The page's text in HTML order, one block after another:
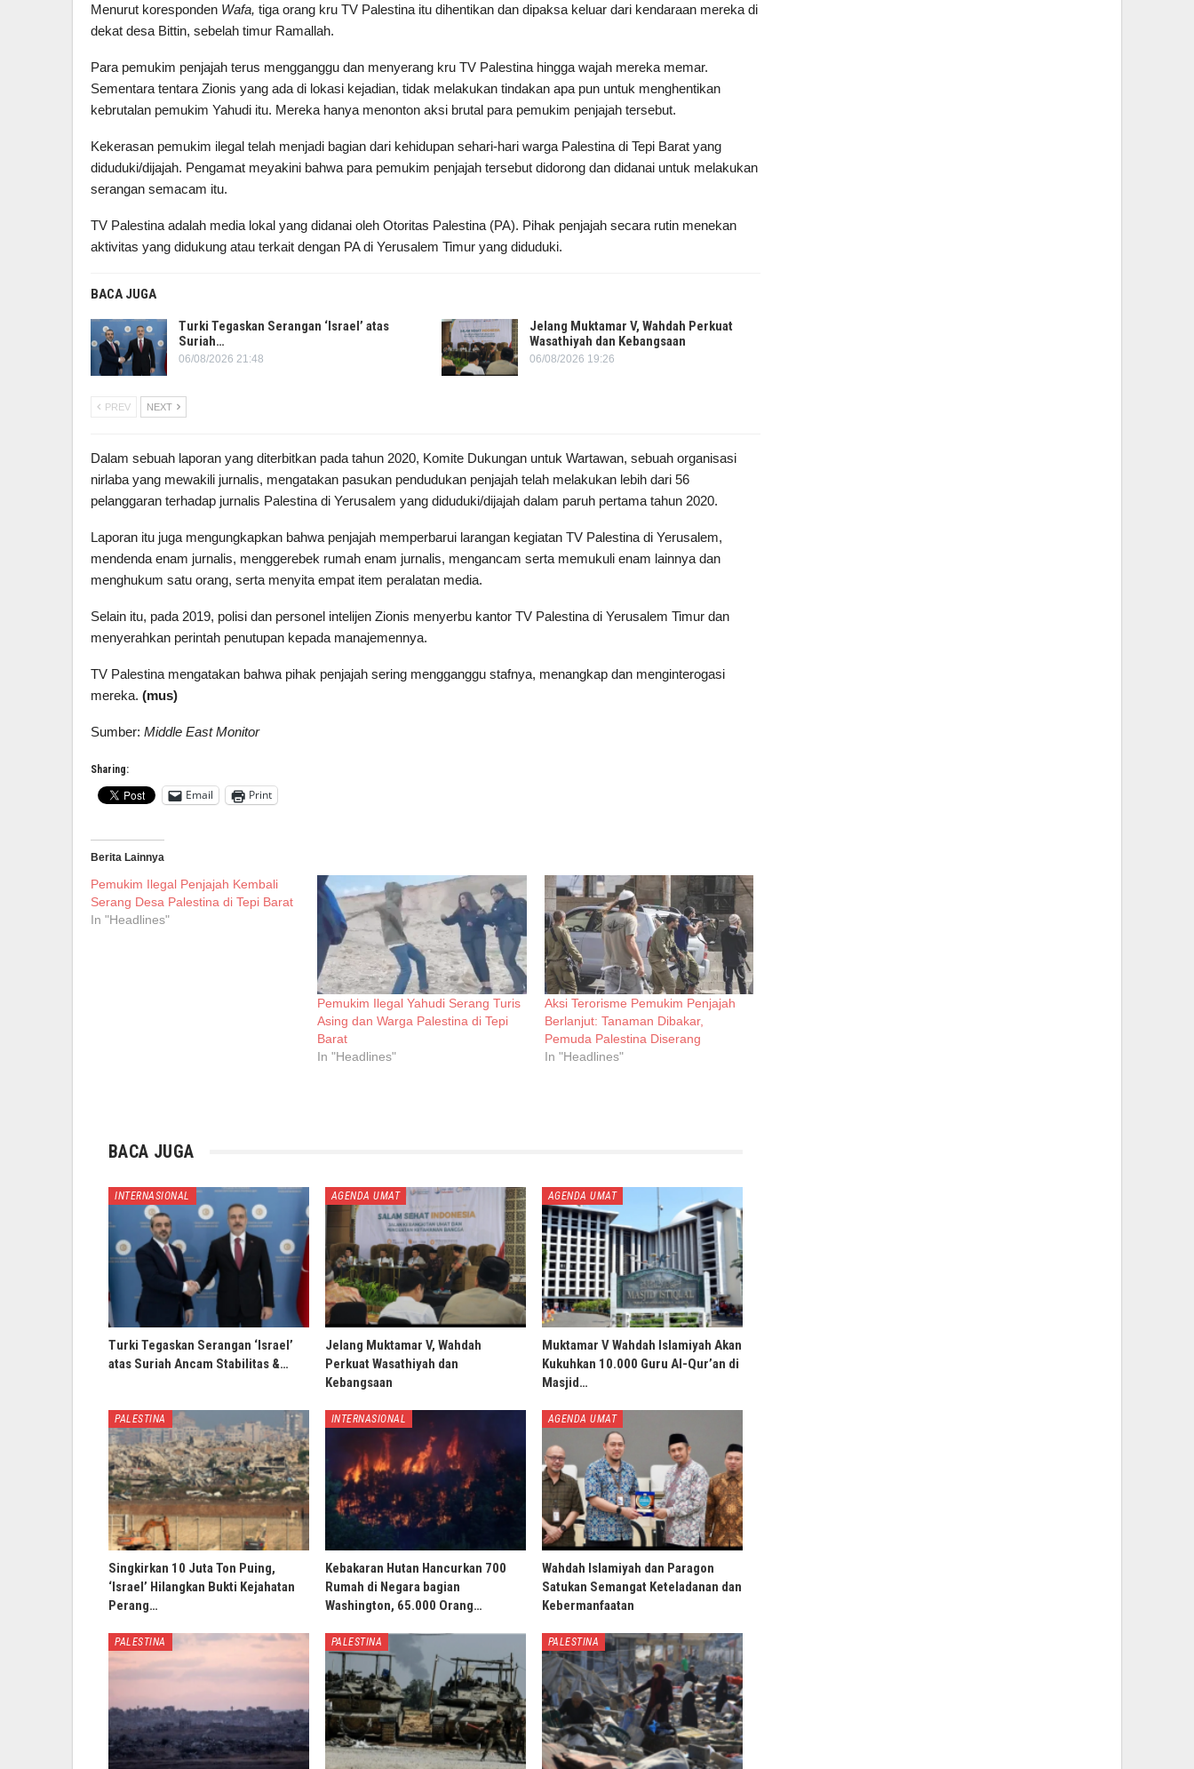
Menurut koresponden Wafa, tiga orang kru TV Palestina itu dihentikan dan dipaksa keluar dari kendaraan mereka di
dekat desa Bittin, sebelah timur Ramallah.
Para pemukim penjajah terus mengganggu dan menyerang kru TV Palestina hingga wajah mereka memar.
Sementara tentara Zionis yang ada di lokasi kejadian, tidak melakukan tindakan apa pun untuk menghentikan
kebrutalan pemukim Yahudi itu. Mereka hanya menonton aksi brutal para pemukim penjajah tersebut.
Kekerasan pemukim ilegal telah menjadi bagian dari kehidupan sehari-hari warga Palestina di Tepi Barat yang
diduduki/dijajah. Pengamat meyakini bahwa para pemukim penjajah tersebut didorong dan didanai untuk melakukan
serangan semacam itu.
TV Palestina adalah media lokal yang didanai oleh Otoritas Palestina (PA). Pihak penjajah secara rutin menekan
aktivitas yang didukung atau terkait dengan PA di Yerusalem Timur yang diduduki.
BACA JUGA
Turki Tegaskan Serangan ‘Israel’ atas
Suriah…
06/08/2026 21:48
Jelang Muktamar V, Wahdah Perkuat
Wasathiyah dan Kebangsaan
06/08/2026 19:26
PREV NEXT
Dalam sebuah laporan yang diterbitkan pada tahun 2020, Komite Dukungan untuk Wartawan, sebuah organisasi
nirlaba yang mewakili jurnalis, mengatakan pasukan pendudukan penjajah telah melakukan lebih dari 56
pelanggaran terhadap jurnalis Palestina di Yerusalem yang diduduki/dijajah dalam paruh pertama tahun 2020.
Laporan itu juga mengungkapkan bahwa penjajah memperbarui larangan kegiatan TV Palestina di Yerusalem,
mendenda enam jurnalis, menggerebek rumah enam jurnalis, mengancam serta memukuli enam lainnya dan
menghukum satu orang, serta menyita empat item peralatan media.
Selain itu, pada 2019, polisi dan personel intelijen Zionis menyerbu kantor TV Palestina di Yerusalem Timur dan
menyerahkan perintah penutupan kepada manajemennya.
TV Palestina mengatakan bahwa pihak penjajah sering mengganggu stafnya, menangkap dan menginterogasi
mereka. (mus)
Sumber: Middle East Monitor
Sharing:
Email Print
Berita Lainnya
Pemukim Ilegal Penjajah Kembali
Serang Desa Palestina di Tepi Barat
In "Headlines"
Pemukim Ilegal Yahudi Serang Turis
Asing dan Warga Palestina di Tepi
Barat
In "Headlines"
Aksi Terorisme Pemukim Penjajah
Berlanjut: Tanaman Dibakar,
Pemuda Palestina Diserang
In "Headlines"
BACA JUGA
INTERNASIONAL
Turki Tegaskan Serangan ‘Israel’
atas Suriah Ancam Stabilitas &…
AGENDA UMAT
Jelang Muktamar V, Wahdah
Perkuat Wasathiyah dan
Kebangsaan
AGENDA UMAT
Muktamar V Wahdah Islamiyah Akan
Kukuhkan 10.000 Guru Al-Qur’an di
Masjid…
PALESTINA
Singkirkan 10 Juta Ton Puing,
‘Israel’ Hilangkan Bukti Kejahatan
Perang…
INTERNASIONAL
Kebakaran Hutan Hancurkan 700
Rumah di Negara bagian
Washington, 65.000 Orang…
AGENDA UMAT
Wahdah Islamiyah dan Paragon
Satukan Semangat Keteladanan dan
Kebermanfaatan
PALESTINA PALESTINA PALESTINA